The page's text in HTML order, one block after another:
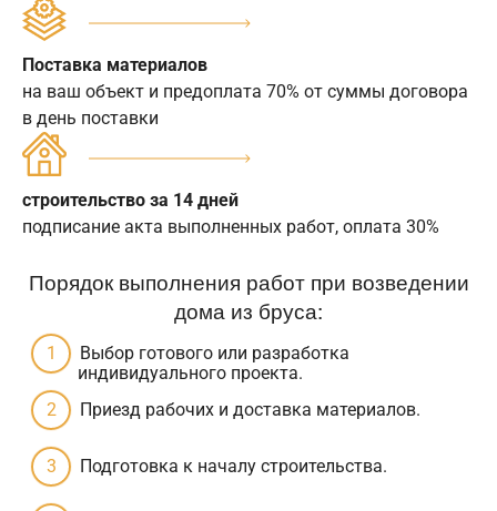
Поставка материалов
на ваш объект и предоплата 70% от суммы договора
в день поставки
строительство за 14 дней
подписание акта выполненных работ, оплата 30%
Порядок выполнения работ при возведении
дома из бруса:
Выбор готового или разработка
индивидуального проекта.
Приезд рабочих и доставка материалов.
Подготовка к началу строительства.